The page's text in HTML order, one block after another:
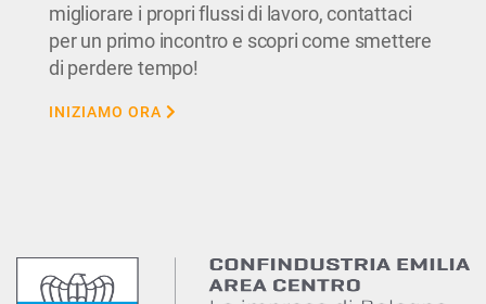
migliorare i propri flussi di lavoro, contattaci
per un primo incontro e scopri come smettere
di perdere tempo!
INIZIAMO ORA